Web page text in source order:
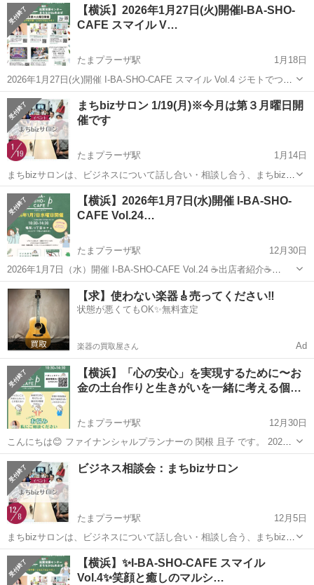
【横浜】2026年1月27日(火)開催I-BA-SHO-
CAFE スマイル V…
たまプラーザ駅
1月18日
2026年1月27日(火)開催 I-BA-SHO-CAFE スマイル Vol.4 ジモトでつな
がる・広がる・発見する！ 笑顔と癒しのマルシェ どなたも出入り自
由！ 交流・情報交換・リフレッシュにお役立てくだ...
神奈川 横浜市 たまプラーザ駅 ワークショップ
Instagram
まちbizサロン 1/19(月)※今月は第３月曜日開
催です
たまプラーザ駅
1月14日
まちbizサロンは、ビジネスについて話し合い・相談し合う、まちbiz会
員の集いの場です。 ZOOMでもご参加いただけます。 ＜開催概要＞
◆日時 2026/1/19(月)10:00-12:00 ◆場所 まちなかb...
神奈川 横浜市 たまプラーザ駅 ワークショップ
【横浜】2026年1月7日(水)開催 I-BA-SHO-
CAFE Vol.24…
たまプラーザ駅
12月30日
2026年1月7日（水）開催 I-BA-SHO-CAFE Vol.24 ☕️出店者紹介☕️
❁.｡.:*:.｡.✽.｡.:*:.｡.❁.｡.:*:.｡.✽.｡.:*:.｡.❁.｡.:*:.｡.✽ ◆日時 2026...
神奈川 横浜市 たまプラーザ駅 ワークショップ
【求】使わない楽器🎸売ってください‼️
状態が悪くてもOK✨無料査定
楽器の買取屋さん Ad
【横浜】「心の安心」を実現するために〜お
金の土台作りと生きがいを一緒に考える個…
たまプラーザ駅
12月30日
こんにちは😊 ファイナンシャルプランナーの 関根 且子 です。 2026
年1月7日（水）、 たまプラーザ「3丁目カフェ」で開催される いばし
ょカフェ vol.24 にて、 こころとお金の不安を安心に変える個別相...
神奈川 横浜市 たまプラーザ駅 ワークショップ
ビジネス相談会：まちbizサロン
たまプラーザ駅
12月5日
まちbizサロンは、ビジネスについて話し合い・相談し合う、まちbiz会
員の集いの場です。 ZOOMでもご参加いただけます。 ＜開催概要＞
◆日時 2025/12/8(月)10:00-12:00 ◆場所 まちなかb...
神奈川 横浜市 たまプラーザ駅 ワークショップ ビジネス
【横浜】✨I-BA-SHO-CAFE スマイル
Vol.4✨笑顔と癒しのマルシ…